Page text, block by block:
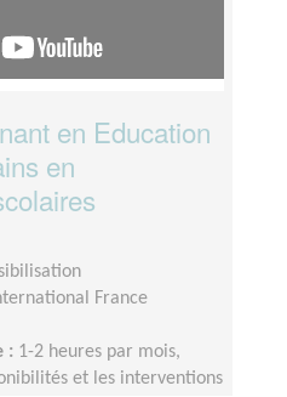
en Education
en
France
: 1-2 heures par mois,
et les interventions